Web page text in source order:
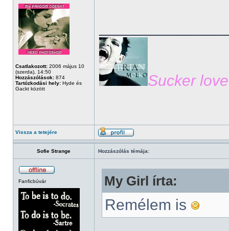
Csatlakozott: 2006 május 10
(szerda), 14:50
Hozzászólások: 874
Tartózkodási hely: Hyde és
Gackt között
Sucker
Vissza a tetejére
Sofie Strange Hozzászólás témája:
Fanficbúvár My Girl írta:
Remélem is